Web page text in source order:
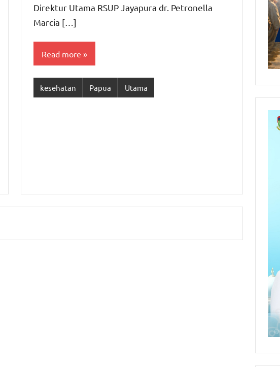
Direktur Utama RSUP Jayapura dr. Petronella
Marcia […]
Read more
kesehatan Papua Utama